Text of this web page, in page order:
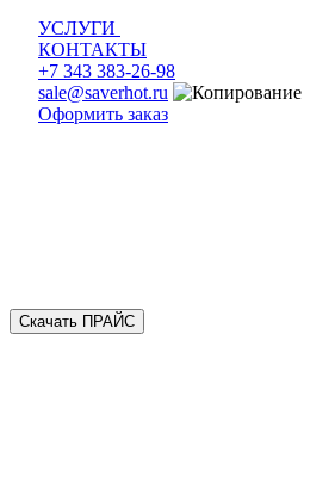
УСЛУГИ
КОНТАКТЫ
+7 343 383-26-98
sale@saverhot.ru
Оформить заказ
Скачать ПРАЙС